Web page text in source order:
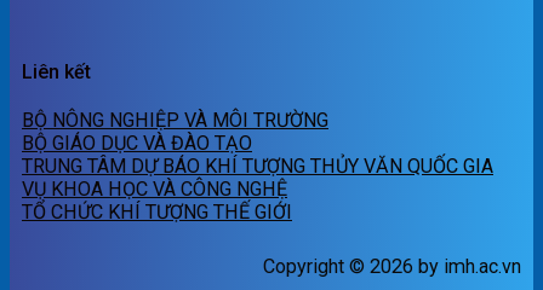
Liên kết
BỘ NÔNG NGHIỆP VÀ MÔI TRƯỜNG
BỘ GIÁO DỤC VÀ ĐÀO TẠO
TRUNG TÂM DỰ BÁO KHÍ TƯỢNG THỦY VĂN QUỐC GIA
VỤ KHOA HỌC VÀ CÔNG NGHỆ
TỔ CHỨC KHÍ TƯỢNG THẾ GIỚI
Copyright © 2026 by imh.ac.vn